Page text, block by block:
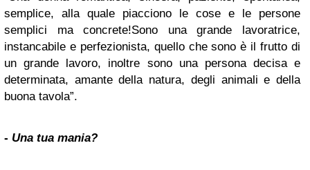
semplice, alla quale piacciono le cose e le persone
semplici ma concrete!Sono una grande lavoratrice,
instancabile e perfezionista, quello che sono è il frutto di
un grande lavoro, inoltre sono una persona decisa e
determinata, amante della natura, degli animali e della
buona tavola”.
- Una tua mania?